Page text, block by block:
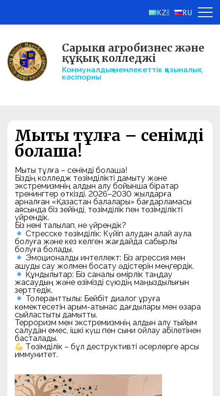
KZ RU
Сарыкөл агробизнес және
құқық колледжі
Коммуналдық мемлекеттік қазыналық
кәсіпорны
Мықты тұлға – сенімді
болашақ!
Мықты тұлға – сенімді болашақ!
Біздің колледж төзімділікті дамыту және
экстремизмнің алдын алу бойынша бірқатар
тренингтер өткізді. 2026–2030 жылдарға
арналған «Қазақстан балалары» бағдарламасы
аясында біз зейінді, төзімділік пен төзімділікті
үйрендік.
Біз нені талқылап, не үйрендік?
Стресске төзімділік: Күйіп қалудан қалай аулақ
болуға және кез келген жағдайда сабырлы
болуға болады.
Эмоционалды интеллект: Біз агрессия мен
ашуды сау жолмен босату әдістерін меңгердік.
Құндылықтар: Біз саналы өмірлік таңдау
жасаудың және өзімізді сүюдің маңыздылығын
зерттедік.
Толеранттылық: Бейбіт диалог құруға
көмектесетін қарым-қатынас дағдылары мен өзара
сыйластықты дамыттық.
Терроризм мен экстремизмнің алдын алу тыйым
салудан емес, ішкі күш пен сыни ойлау қабілетінен
басталады.
Төзімділік – бұл деструктивті әсерлерге қарсы
иммунитет.